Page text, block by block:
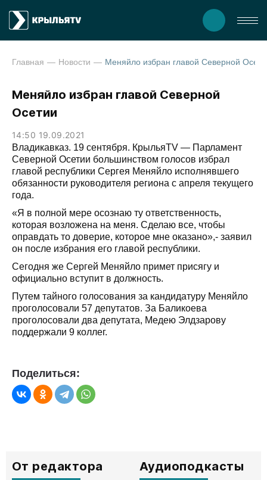
Главная Новости Меняйло избран главой Северной
Меняйло избран главой Северной
Осетии
14:50 19.09.2021
Владикавказ. 19 сентября. КрыльяTV — Парламент
Северной Осетии большинством голосов избрал
главой республики Сергея Меняйло исполнявшего
обязанности руководителя региона с апреля текущего
года.
«Я в полной мере осознаю ту ответственность,
которая возложена на меня. Сделаю все, чтобы
оправдать то доверие, которое мне оказано»,- заявил
он после избрания его главой республики.
Сегодня же Сергей Меняйло примет присягу и
официально вступит в должность.
Путем тайного голосования за кандидатуру Меняйло
проголосовали 57 депутатов. За Баликоева
проголосовали два депутата, Медею Элдзарову
поддержали 9 коллег.
Поделиться:
От редактора Аудиоподкасты